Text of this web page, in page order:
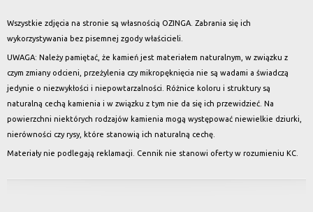
Wszystkie zdjęcia na stronie są własnością OZINGA. Zabrania się ich
wykorzystywania bez pisemnej zgody właścicieli.
UWAGA: Należy pamiętać, że kamień jest materiałem naturalnym, w związku z
czym zmiany odcieni, przeżylenia czy mikropęknięcia nie są wadami a świadczą
jedynie o niezwykłości i niepowtarzalności. Różnice koloru i struktury są
naturalną cechą kamienia i w związku z tym nie da się ich przewidzieć. Na
powierzchni niektórych rodzajów kamienia mogą występować niewielkie dziurki,
nierówności czy rysy, które stanowią ich naturalną cechę.
Materiały nie podlegają reklamacji. Cennik nie stanowi oferty w rozumieniu KC.